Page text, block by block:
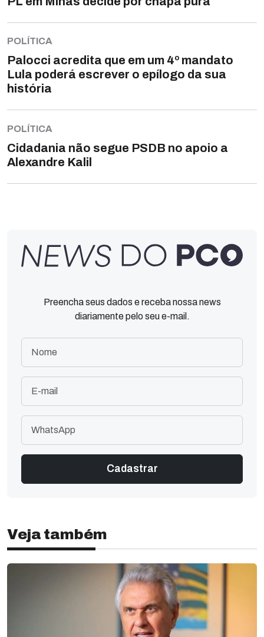
POLÍTICA
Palocci acredita que em um 4º mandato
Lula poderá escrever o epílogo da sua
história
POLÍTICA
Cidadania não segue PSDB no apoio a
Alexandre Kalil
Preencha seus dados e receba nossa news
diariamente pelo seu e-mail.
Veja também